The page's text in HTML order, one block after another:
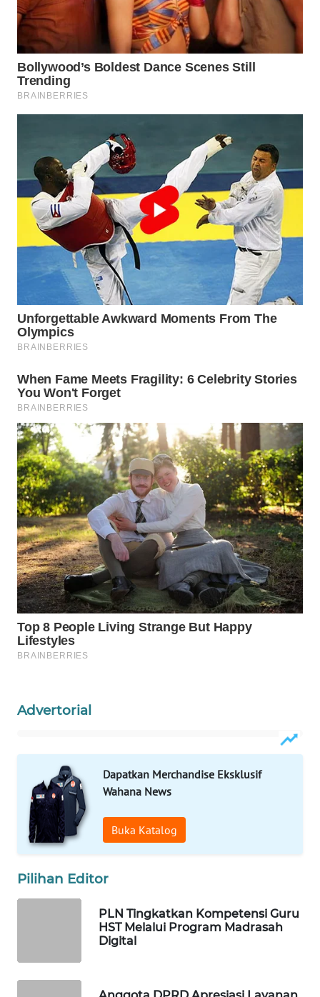
Advertorial
Dapatkan Merchandise Eksklusif
Wahana News
Buka Katalog
Pilihan Editor
PLN Tingkatkan Kompetensi Guru
HST Melalui Program Madrasah
Digital
WAHANA
KONSUMEN
WAHANA
LISTRIK
WAHANA
TV
WAHANANEWS
ID
WAHANANEWS
WAHANANEWS
NET
WAHANA
SPORT
WAHANA
UMKM
WAHANA
SELEB
WAHANA
PERSONA
WAHANA
OTOMOTIF
WAHANA
WAHANA
LAPAK
WAHANA
Wahana
Network
KONSUMEN
WALINKI